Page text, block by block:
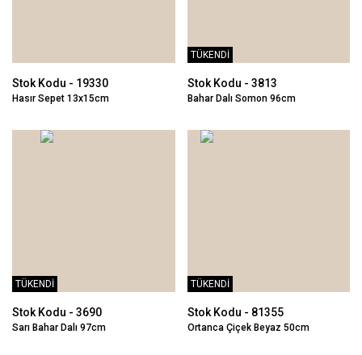
Stok Kodu - 19330
Hasır Sepet 13x15cm
TÜKENDİ
Stok Kodu - 3813
Bahar Dalı Somon 96cm
TÜKENDİ
Stok Kodu - 3690
Sarı Bahar Dalı 97cm
TÜKENDİ
Stok Kodu - 81355
Ortanca Çiçek Beyaz 50cm